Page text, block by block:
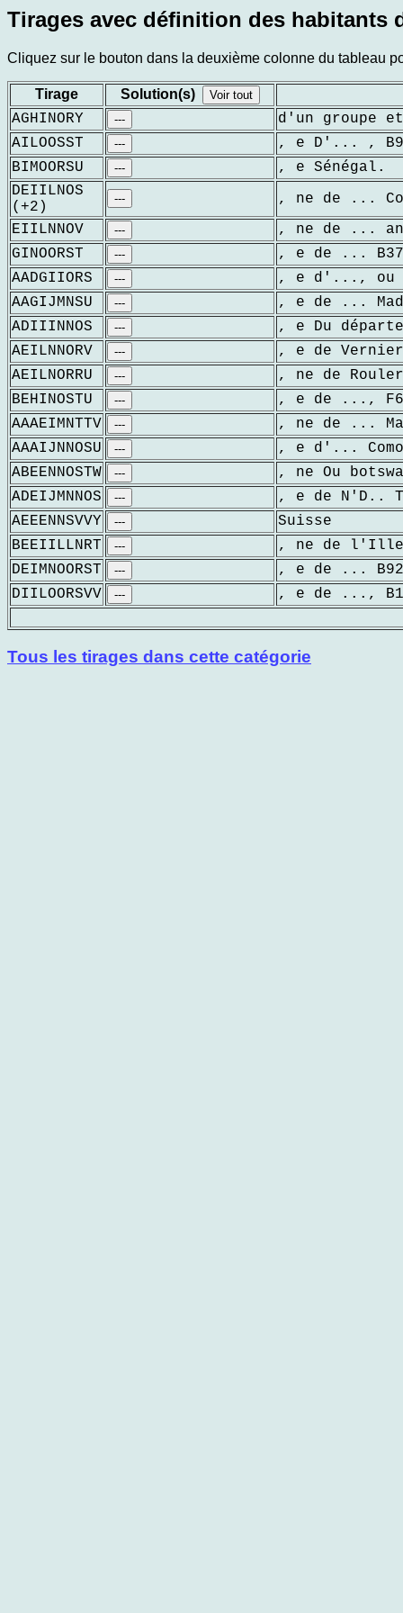
Tirages avec définition des habitants
Cliquez sur le bouton dans la deuxième colonne du tableau
Tirage Solution(s) Voir tout
AGHINORY ---
d'un groupe
AILOOSST
---
, e D'... ,
BIMOORSU
---
, e Sénégal.
DEIILNOS
(+2)
---
, ne de ...
EIILNNOV
---
, ne de ...
GINOORST
---
, e de ...
AADGIIORS
---
, e d'..., ou
AAGIJMNSU
---
, e de ...
ADIIINNOS
---
, e Du
AEILNNORV
---
, e de
AEILNORRU
---
, ne de
BEHINOSTU
---
, e de ...,
AAAEIMNTTV
---
, ne de ...
AAAIJNNOSU
---
, e d'...
ABEENNOSTW
---
, ne Ou
ADEIJMNNOS
---
, e de N'D..
AEEENNSVVY
---
Suisse
BEEIILLNRT
---
, ne de
DEIMNOORST
---
, e de ...
DIILOORSVV
--- , e de ...,
Tous les tirages dans cette catégorie